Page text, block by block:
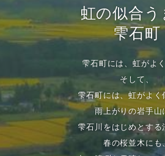
虹の似合う
雫石町
雫石町には、虹がよく
そして、
雫石町には、虹がよく
雨上がりの岩手山
雫石川をはじめとする
春の桜並木にも